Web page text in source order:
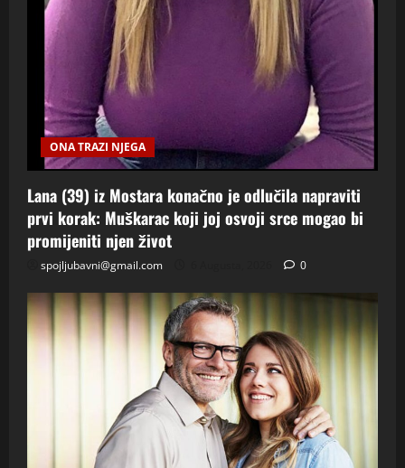
ONA TRAZI NJEGA
Lana (39) iz Mostara konačno je odlučila napraviti
prvi korak: Muškarac koji joj osvoji srce mogao bi
promijeniti njen život
spojljubavni@gmail.com 0